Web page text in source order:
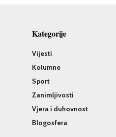
Kategorije
Vijesti
Kolumne
Sport
Zanimljivosti
Vjera i duhovnost
Blogosfera